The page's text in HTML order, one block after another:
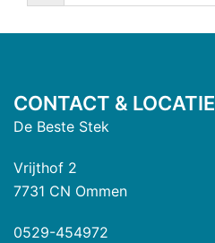
CONTACT & LOCATIE
De Beste Stek
Vrijthof 2
7731 CN Ommen
0529-454972